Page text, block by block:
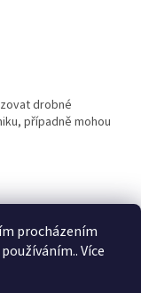
procházením
Více
drobné
případně mohou